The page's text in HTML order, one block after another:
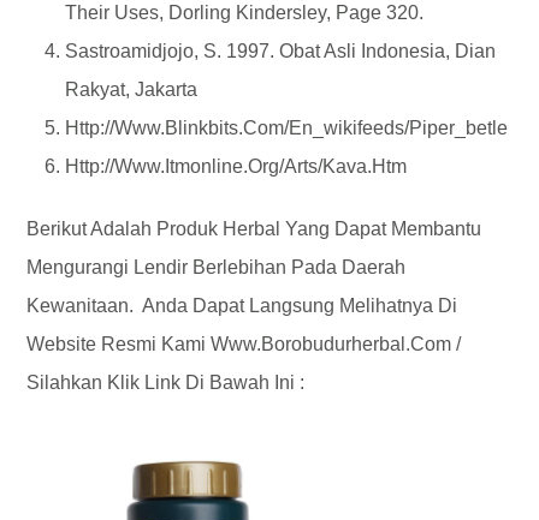
Their Uses, Dorling Kindersley, Page 320.
Sastroamidjojo, S. 1997. Obat Asli Indonesia, Dian
Rakyat, Jakarta
Http://www.blinkbits.com/en_wikifeeds/Piper_betle
Http://www.itmonline.org/arts/kava.htm
Berikut Adalah Produk Herbal Yang Dapat Membantu
Mengurangi Lendir Berlebihan Pada Daerah
Kewanitaan. Anda Dapat Langsung Melihatnya Di
Website Resmi Kami Www.borobudurherbal.com /
Silahkan Klik Link Di Bawah Ini :